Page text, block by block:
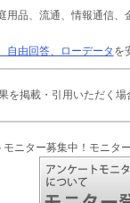
用品、流通、情報通信、
自由回答、ローデータ を
を掲載・引用いただく場
ニター募集中！モニタ